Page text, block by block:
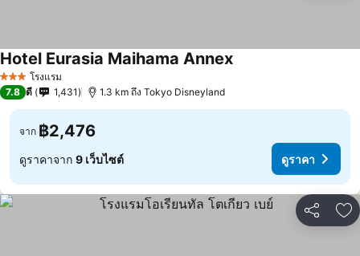
3 ดาว โรงแรม
Hotel Eurasia Maihama Annex
7.8 ดี 1,431 1.3 km ถึง Tokyo Disneyland
จาก ฿2,476
ดูราคาจาก 9 เว็บไซต์ ดูราคา
แชร์ เ